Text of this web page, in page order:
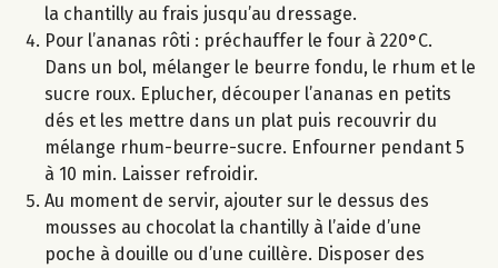
la chantilly au frais jusqu’au dressage.
Pour l’ananas rôti : préchauffer le four à 220°C.
Dans un bol, mélanger le beurre fondu, le rhum et le
sucre roux. Eplucher, découper l’ananas en petits
dés et les mettre dans un plat puis recouvrir du
mélange rhum-beurre-sucre. Enfourner pendant 5
à 10 min. Laisser refroidir.
Au moment de servir, ajouter sur le dessus des
mousses au chocolat la chantilly à l’aide d’une
poche à douille ou d’une cuillère. Disposer des